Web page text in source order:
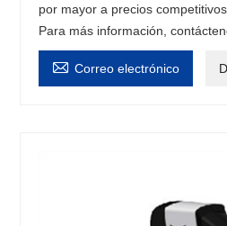
por mayor a precios
Para más información,
 Correo electrónico